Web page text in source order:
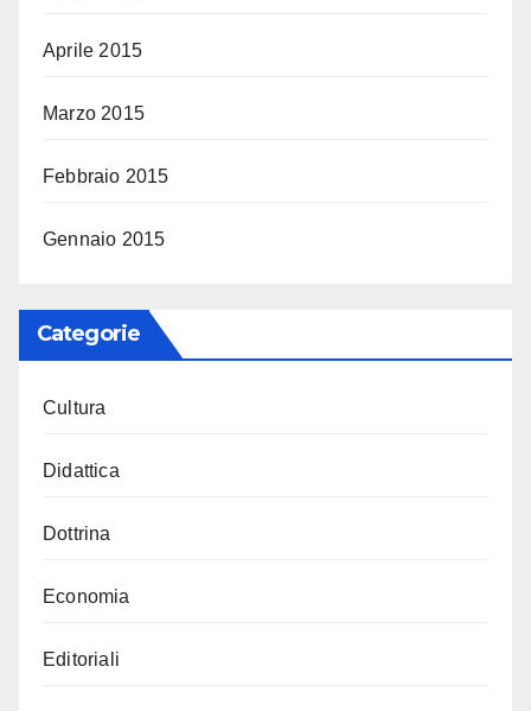
Aprile 2015
Marzo 2015
Febbraio 2015
Gennaio 2015
Categorie
Cultura
Didattica
Dottrina
Economia
Editoriali